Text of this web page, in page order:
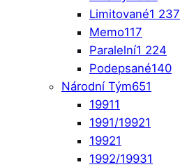
Limitované1 237
Memo117
Paralelní1 224
Podepsané140
Národní Tým651
19911
1991/19921
19921
1992/19931